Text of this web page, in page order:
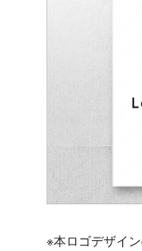
※本ロゴデザイ